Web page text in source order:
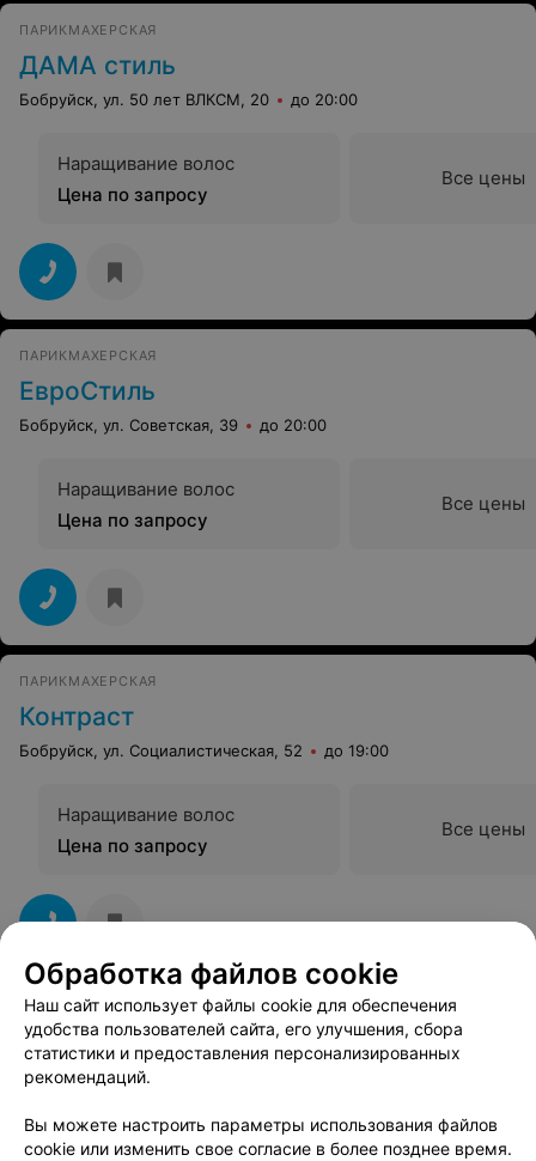
ПАРИКМАХЕРСКАЯ
ДАМА стиль
Бобруйск, ул. 50 лет ВЛКСМ, 20 до 20:00
Наращивание волос
Цена по запросу
Все цены
ПАРИКМАХЕРСКАЯ
ЕвроСтиль
Бобруйск, ул. Советская, 39 до 20:00
Наращивание волос
Цена по запросу
Все цены
ПАРИКМАХЕРСКАЯ
Контраст
Бобруйск, ул. Социалистическая, 52 до 19:00
Наращивание волос
Цена по запросу
Все цены
Вам будет интересно
Бобруйске
Обработка файлов cookie
Наш сайт использует файлы cookie для обеспечения
удобства пользователей сайта, его улучшения, сбора
статистики и предоставления персонализированных
рекомендаций.
Вы можете настроить параметры использования файлов
cookie или изменить свое согласие в более позднее время.